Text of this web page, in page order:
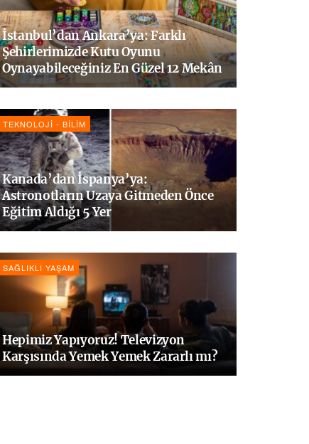
İstanbul’dan Ankara’ya: Farklı
Şehirlerimizde Kutu Oyunu
Oynayabileceğiniz En Güzel 12 Mekân
TEKNOLOJI - BILIM
Kanada’dan İspanya’ya:
Astronotların Uzaya Gitmeden Önce
Eğitim Aldığı 5 Yer
SAĞLIKLI YAŞAM
Hepimiz Yapıyoruz! Televizyon
Karşısında Yemek Yemek Zararlı mı?